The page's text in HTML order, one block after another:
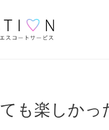
も楽しかっ